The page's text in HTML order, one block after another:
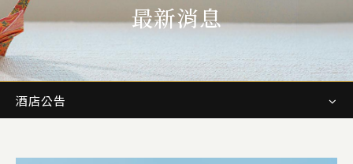
最新消息
酒店公告